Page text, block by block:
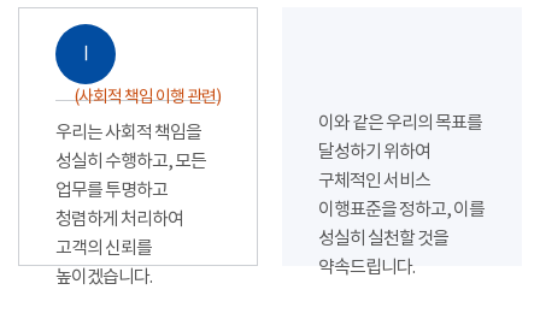
Ⅰ
(사회적 책임 이행 관련)
우리는 사회적 책임을
성실히 수행하고, 모든
업무를 투명하고
청렴하게 처리하여
고객의 신뢰를
높이겠습니다.
이와 같은 우리의 목표를
달성하기 위하여
구체적인 서비스
이행표준을 정하고, 이를
성실히 실천할 것을
약속드립니다.